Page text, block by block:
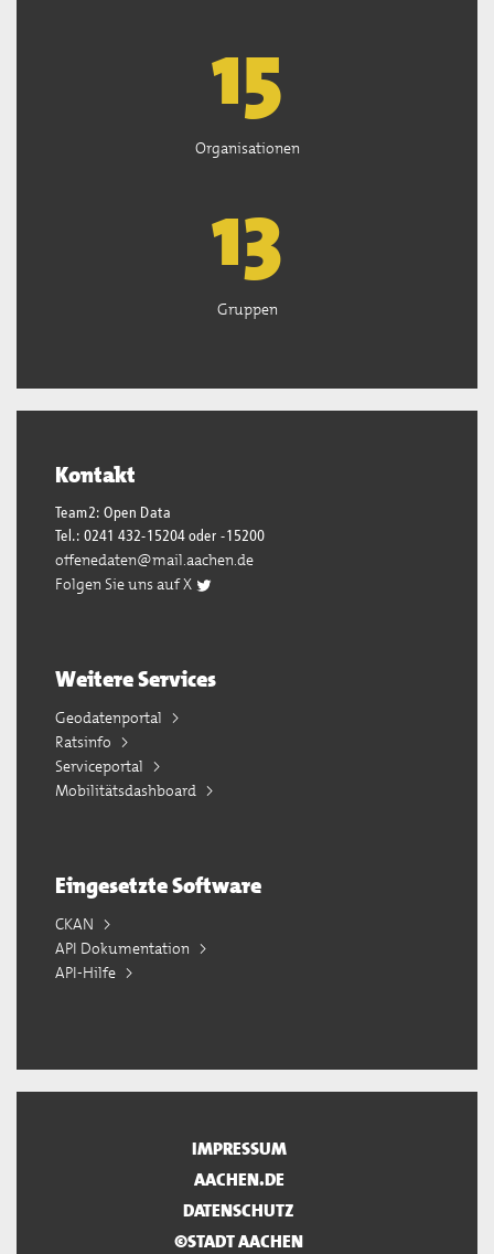
15
Organisationen
13
Gruppen
Kontakt
Team2: Open Data
Tel.: 0241 432-15204 oder -15200
offenedaten@mail.aachen.de
Folgen Sie uns auf X
Weitere Services
Geodatenportal
Ratsinfo
Serviceportal
Mobilitätsdashboard
Eingesetzte Software
CKAN
API Dokumentation
API-Hilfe
IMPRESSUM
AACHEN.DE
DATENSCHUTZ
©STADT AACHEN